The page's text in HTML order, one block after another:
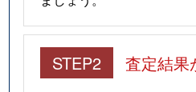
STEP2 査定結果